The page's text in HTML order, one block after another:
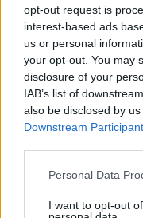
opt-out request is
interest-based ads
us or personal
your opt-out. You may
disclosure of your
IAB’s list of
also be disclosed by
Downstream
Please note that this
not limited to your visit
Personal Data
I want to opt-out
vált. Egyes
tartották, máshol
jelképe lett. A
harisnyakötő sok
alakult, amely az
miközben
titokzatos jellegét.
Funkcionális